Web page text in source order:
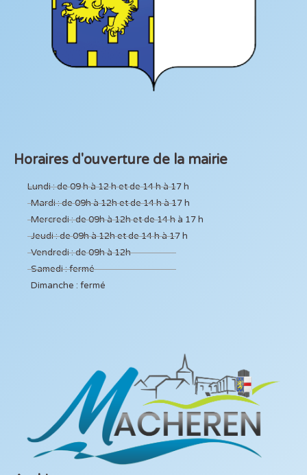
Horaires d'ouverture de la mairie
Lundi : de 09 h à 12 h et de 14 h à 17 h
Mardi : de 09h à 12h et de 14 h à 17 h
Mercredi : de 09h à 12h et de 14 h à 17 h
Jeudi : de 09h à 12h et de 14 h à 17 h
Vendredi : de 09h à 12h
Samedi : fermé
Dimanche : fermé